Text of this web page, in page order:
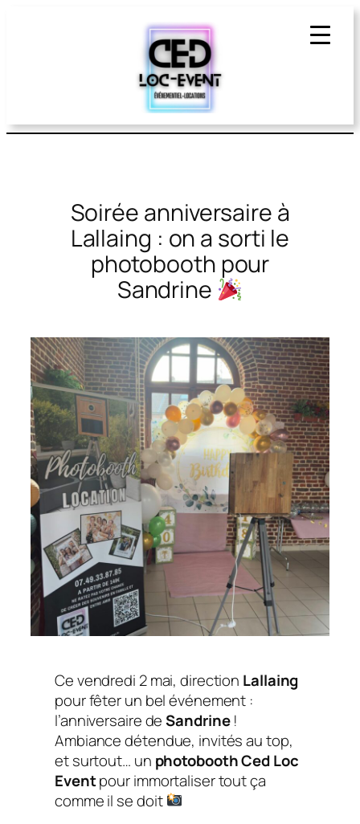
Soirée anniversaire à
Lallaing : on a sorti le
photobooth pour
Sandrine
Ce vendredi 2 mai, direction Lallaing
pour fêter un bel événement :
l’anniversaire deSandrine!
Ambiance détendue, invités au top,
et surtout… un photobooth Ced Loc
Eventpour immortaliser tout ça
comme il se doit